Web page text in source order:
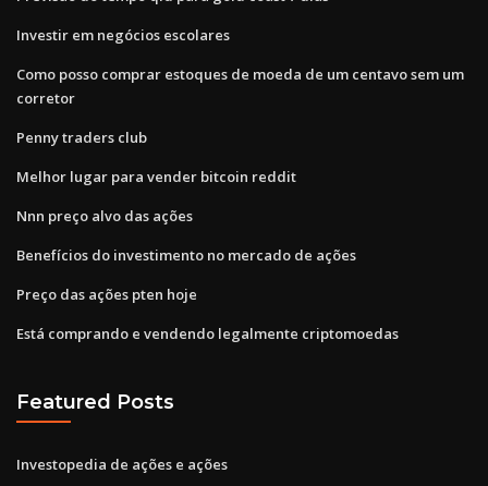
Investir em negócios escolares
Como posso comprar estoques de moeda de um centavo sem um
corretor
Penny traders club
Melhor lugar para vender bitcoin reddit
Nnn preço alvo das ações
Benefícios do investimento no mercado de ações
Preço das ações pten hoje
Está comprando e vendendo legalmente criptomoedas
Featured Posts
Investopedia de ações e ações